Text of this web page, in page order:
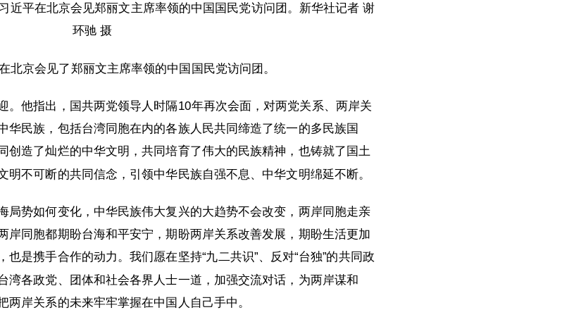
近平在北京会见郑丽文主席率领的中国国民党访问团。新华社记者 谢
环驰 摄
北京会见了郑丽文主席率领的中国国民党访问团。
。他指出，国共两党领导人时隔10年再次会面，对两党关系、两岸关
华民族，包括台湾同胞在内的各族人民共同缔造了统一的多民族国
创造了灿烂的中华文明，共同培育了伟大的民族精神，也铸就了国土
不可断的共同信念，引领中华民族自强不息、中华文明绵延不断。
局势如何变化，中华民族伟大复兴的大趋势不会改变，两岸同胞走亲
岸同胞都期盼台海和平安宁，期盼两岸关系改善发展，期盼生活更加
是携手合作的动力。我们愿在坚持“九二共识”、反对“台独”的共同政
湾各政党、团体和社会各界人士一道，加强交流对话，为两岸谋和
岸关系的未来牢牢掌握在中国人自己手中。